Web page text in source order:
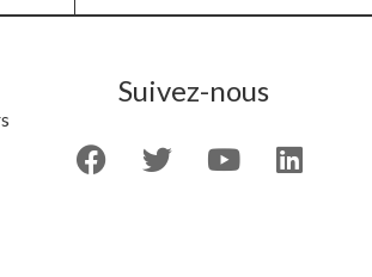
Suivez-nous